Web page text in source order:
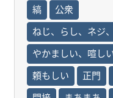
縞
公衆
ねじ、らし、ネジ
やかましい、喧し
頼もしい
正門